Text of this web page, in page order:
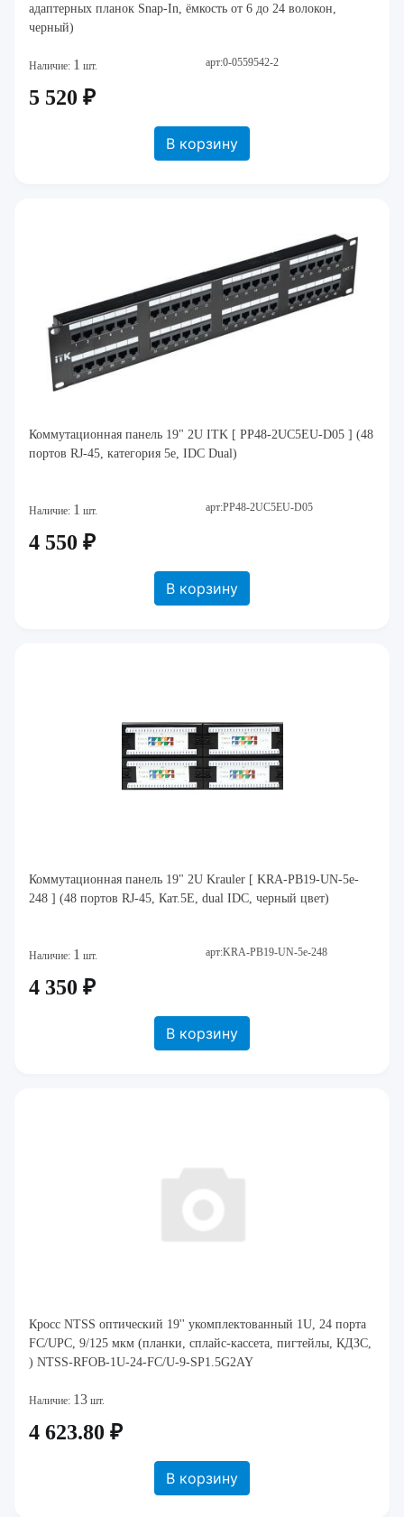
адаптерных планок Snap-In, ёмкость от 6 до 24 волокон,
черный)
Наличие: 1 шт. арт:0-0559542-2
5 520 ₽
В корзину
Коммутационная панель 19" 2U ITK [ PP48-2UC5EU-D05 ] (48
портов RJ-45, категория 5e, IDC Dual)
Наличие: 1 шт. арт:PP48-2UC5EU-D05
4 550 ₽
В корзину
Коммутационная панель 19" 2U Krauler [ KRA-PB19-UN-5e-
248 ] (48 портов RJ-45, Кат.5E, dual IDC, черный цвет)
Наличие: 1 шт. арт:KRA-PB19-UN-5e-248
4 350 ₽
В корзину
Кросс NTSS оптический 19'' укомплектованный 1U, 24 порта
FC/UPC, 9/125 мкм (планки, сплайс-кассета, пигтейлы, КДЗС,
) NTSS-RFOB-1U-24-FC/U-9-SP1.5G2AY
Наличие: 13 шт.
4 623.80 ₽
В корзину